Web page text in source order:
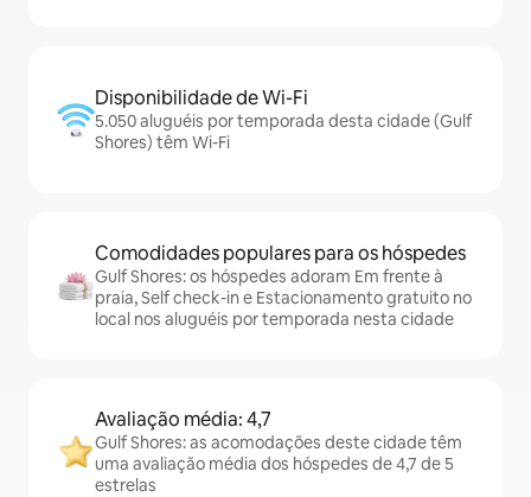
Disponibilidade de Wi-Fi
5.050 aluguéis por temporada desta cidade (Gulf
Shores) têm Wi-Fi
Comodidades populares para os hóspedes
Gulf Shores: os hóspedes adoram Em frente à
praia, Self check-in e Estacionamento gratuito no
local nos aluguéis por temporada nesta cidade
Avaliação média: 4,7
Gulf Shores: as acomodações deste cidade têm
uma avaliação média dos hóspedes de 4,7 de 5
estrelas